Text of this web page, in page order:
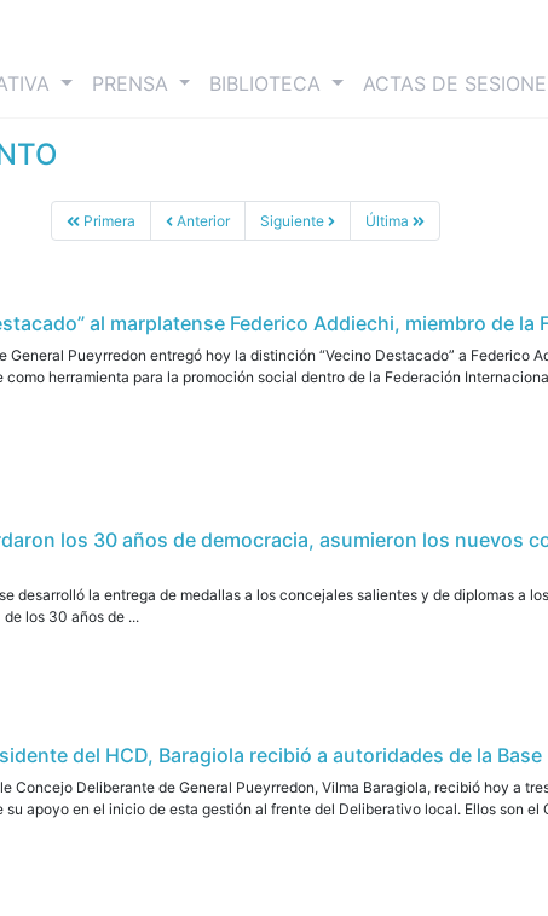
PRENSA BIBLIOTECA ACTAS DE
Primera Anterior Siguiente Última
al marplatense Federico Addiechi, miembro de la
General Pueyrredon entregó hoy la distinción “Vecino Destacado” a Federico
herramienta para la promoción social dentro de la Federación
los 30 años de democracia, asumieron los nuevos
desarrolló la entrega de medallas a los concejales salientes y de diplomas a
los 30 años de ...
del HCD, Baragiola recibió a autoridades de la Base
Concejo Deliberante de General Pueyrredon, Vilma Baragiola, recibió hoy a
apoyo en el inicio de esta gestión al frente del Deliberativo local. Ellos son el